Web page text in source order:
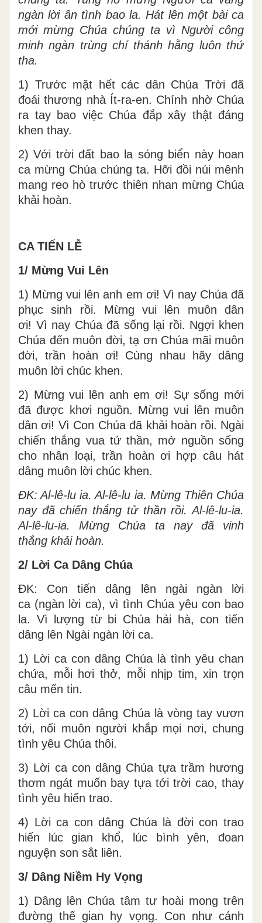
ngàn lời ân tình bao la. Hát lên một bài ca
mới mừng Chúa chúng ta vì Người công
minh ngàn trùng chí thánh hằng luôn thứ
tha.
1) Trước mặt hết các dân Chúa Trời đã
đoái thương nhà Ít-ra-en. Chính nhờ Chúa
ra tay bao việc Chúa đắp xây thật đáng
khen thay.
2) Với trời đất bao la sóng biển này hoan
ca mừng Chúa chúng ta. Hỡi đồi núi mênh
mang reo hò trước thiên nhan mừng Chúa
khải hoàn.
CA TIẾN LỄ
1/ Mừng Vui Lên
1) Mừng vui lên anh em ơi! Vì nay Chúa đã
phục sinh rồi. Mừng vui lên muôn dân
ơi! Vì nay Chúa đã sống lại rồi. Ngợi khen
Chúa đến muôn đời, tạ ơn Chúa mãi muôn
đời, trần hoàn ơi! Cùng nhau hãy dâng
muôn lời chúc khen.
2) Mừng vui lên anh em ơi! Sự sống mới
đã được khơi nguồn. Mừng vui lên muôn
dân ơi! Vì Con Chúa đã khải hoàn rồi. Ngài
chiến thắng vua tử thần, mở nguồn sống
cho nhân loại, trần hoàn ơi hợp câu hát
dâng muôn lời chúc khen.
ĐK: Al-lê-lu ia. Al-lê-lu ia. Mừng Thiên Chúa
nay đã chiến thắng tử thần rồi. Al-lê-lu-ia.
Al-lê-lu-ia. Mừng Chúa ta nay đã vinh
thắng khải hoàn.
2/ Lời Ca Dâng Chúa
ĐK: Con tiến dâng lên ngài ngàn lời
ca (ngàn lời ca), vì tình Chúa yêu con bao
la. Vì lượng từ bi Chúa hải hà, con tiến
dâng lên Ngài ngàn lời ca.
1) Lời ca con dâng Chúa là tình yêu chan
chứa, mỗi hơi thở, mỗi nhịp tim, xin trọn
câu mến tin.
2) Lời ca con dâng Chúa là vòng tay vươn
tới, nối muôn người khắp mọi nơi, chung
tình yêu Chúa thôi.
3) Lời ca con dâng Chúa tựa trầm hương
thơm ngát muốn bay tựa tới trời cao, thay
tình yêu hiến trao.
4) Lời ca con dâng Chúa là đời con trao
hiến lúc gian khổ, lúc bình yên, đoan
nguyện son sắt liên.
3/ Dâng Niềm Hy Vọng
1) Dâng lên Chúa tâm tư hoài mong trên
đường thế gian hy vọng. Con như cánh